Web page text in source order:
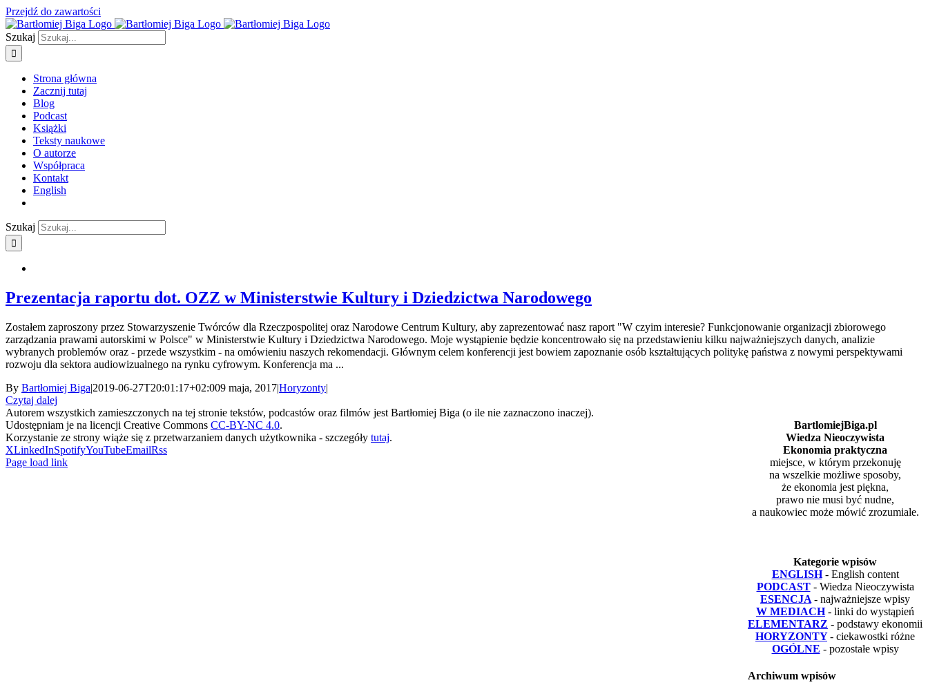
Przejdź do zawartości
Szukaj
Strona główna
Zacznij tutaj
Blog
Podcast
Książki
Teksty naukowe
O autorze
Współpraca
Kontakt
English
Szukaj
Prezentacja raportu dot. OZZ w Ministerstwie Kultury i Dziedzictwa Narodowego
Zostałem zaproszony przez Stowarzyszenie Twórców dla Rzeczpospolitej oraz Narodowe Centrum Kultury, aby zaprezentować nasz raport "W czyim interesie? Funkcjonowanie organizacji zbiorowego
zarządzania prawami autorskimi w Polsce" w Ministerstwie Kultury i Dziedzictwa Narodowego. Moje wystąpienie będzie koncentrowało się na przedstawieniu kilku najważniejszych danych, analizie
wybranych problemów oraz - przede wszystkim - na omówieniu naszych rekomendacji. Głównym celem konferencji jest bowiem zapoznanie osób kształtujących politykę państwa z nowymi perspektywami
rozwoju dla sektora audiowizualnego na rynku cyfrowym. Konferencja ma ...
By Bartłomiej Biga|2019-06-27T20:01:17+02:009 maja, 2017|Horyzonty|
Czytaj dalej
BartlomiejBiga.pl
Wiedza Nieoczywista
Ekonomia praktyczna
miejsce, w którym przekonuję
na wszelkie możliwe sposoby,
że ekonomia jest piękna,
prawo nie musi być nudne,
a naukowiec może mówić zrozumiale.
Kategorie wpisów
ENGLISH - English content
PODCAST - Wiedza Nieoczywista
ESENCJA - najważniejsze wpisy
W MEDIACH - linki do wystąpień
ELEMENTARZ - podstawy ekonomii
HORYZONTY - ciekawostki różne
OGÓLNE - pozostałe wpisy
Archiwum wpisów
Autorem wszystkich zamieszczonych na tej stronie tekstów, podcastów oraz filmów jest Bartłomiej Biga (o ile nie zaznaczono inaczej).
Udostępniam je na licencji Creative Commons CC-BY-NC 4.0.
Korzystanie ze strony wiąże się z przetwarzaniem danych użytkownika - szczegóły tutaj.
XLinkedInSpotifyYouTubeEmailRss
Page load link